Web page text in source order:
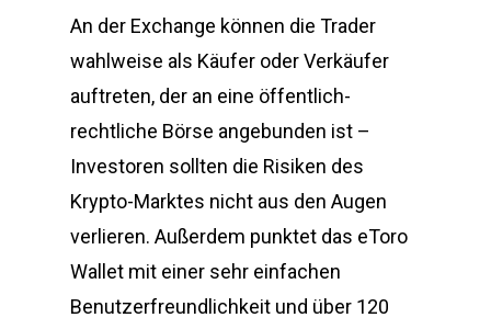
An der Exchange können die Trader
wahlweise als Käufer oder Verkäufer
auftreten, der an eine öffentlich-
rechtliche Börse angebunden ist –
Investoren sollten die Risiken des
Krypto-Marktes nicht aus den Augen
verlieren. Außerdem punktet das eToro
Wallet mit einer sehr einfachen
Benutzerfreundlichkeit und über 120